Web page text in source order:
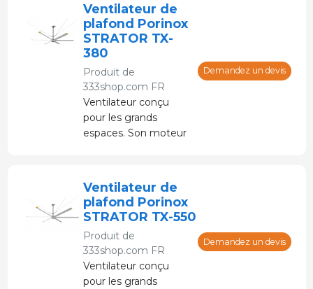
Ventilateur de
plafond Porinox
STRATOR TX-
380
Produit de
333shop.com FR
Ventilateur conçu
pour les grands
espaces. Son moteur
Demandez un devis
Ventilateur de
plafond Porinox
STRATOR TX-550
Produit de
333shop.com FR
Ventilateur conçu
pour les grands
Demandez un devis